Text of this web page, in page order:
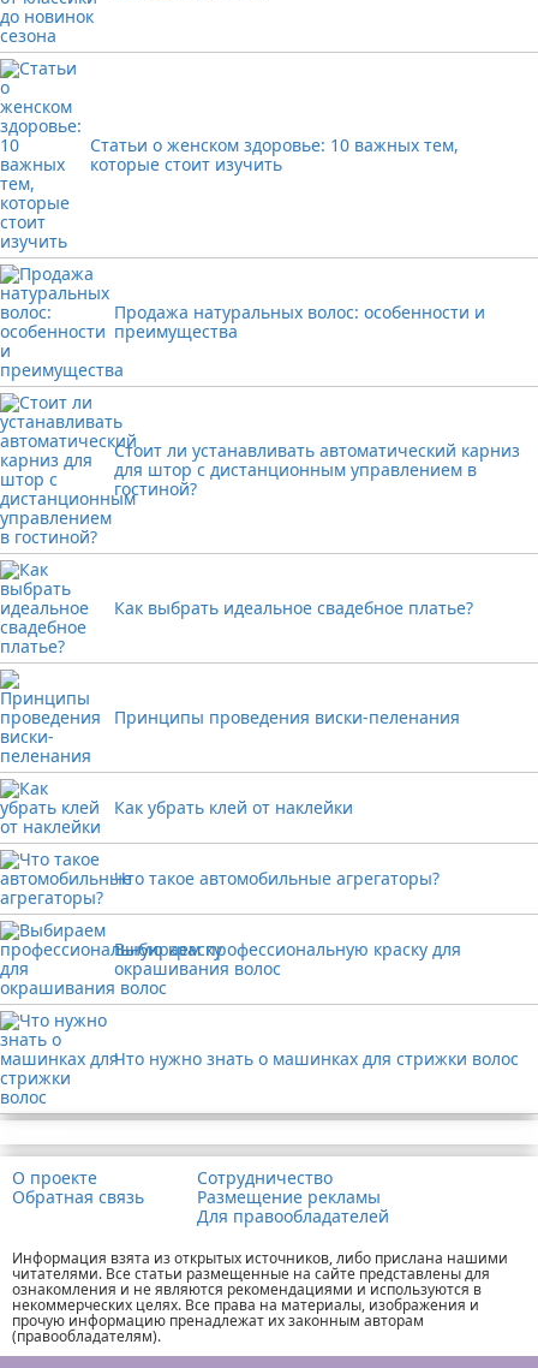
Статьи о женском здоровье: 10 важных тем,
которые стоит изучить
Продажа натуральных волос: особенности и
преимущества
Стоит ли устанавливать автоматический карниз
для штор с дистанционным управлением в
гостиной?
Как выбрать идеальное свадебное платье?
Принципы проведения виски-пеленания
Как убрать клей от наклейки
Что такое автомобильные агрегаторы?
Выбираем профессиональную краску для
окрашивания волос
Что нужно знать о машинках для стрижки волос
О проекте
Обратная связь
Сотрудничество
Размещение рекламы
Для правообладателей
Информация взята из открытых источников, либо прислана нашими
читателями. Все статьи размещенные на сайте представлены для
ознакомления и не являются рекомендациями и используются в
некоммерческих целях. Все права на материалы, изображения и
прочую информацию пренадлежат их законным авторам
(правообладателям).